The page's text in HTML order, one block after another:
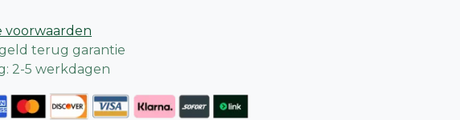
voorwaarden
terug garantie
2-5 werkdagen